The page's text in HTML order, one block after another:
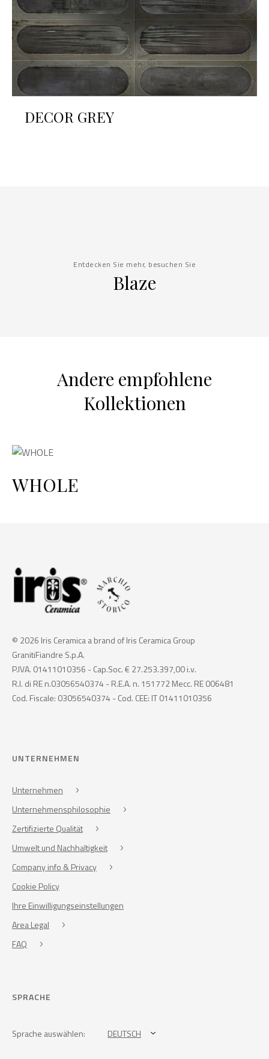
DECOR GREY
Entdecken Sie mehr, besuchen Sie
Blaze
Andere empfohlene
Kollektionen
WHOLE
© 2026 Iris Ceramica a brand of Iris Ceramica Group
GranitiFiandre S.p.A.
P.IVA. 01411010356 - Cap.Soc. € 27.253.397,00 i.v.
R.I. di RE n.03056540374 - R.E.A. n. 151772 Mecc. RE 006481
Cod. Fiscale: 03056540374 - Cod. CEE: IT 01411010356
UNTERNEHMEN
Unternehmen
Unternehmensphilosophie
Zertifizierte Qualität
Umwelt und Nachhaltigkeit
Company info & Privacy
Cookie Policy
Ihre Einwilligungseinstellungen
Area Legal
FAQ
SPRACHE
Sprache auswählen: DEUTSCH